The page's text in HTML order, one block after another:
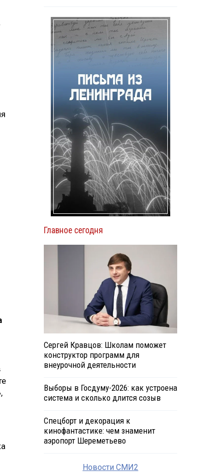
Главное сегодня
Сергей Кравцов: Школам поможет
конструктор программ для
внеурочной деятельности
Выборы в Госдуму-2026: как устроена
система и сколько длится созыв
Спецборт и декорация к
кинофантастике: чем знаменит
аэропорт Шереметьево
Новости СМИ2